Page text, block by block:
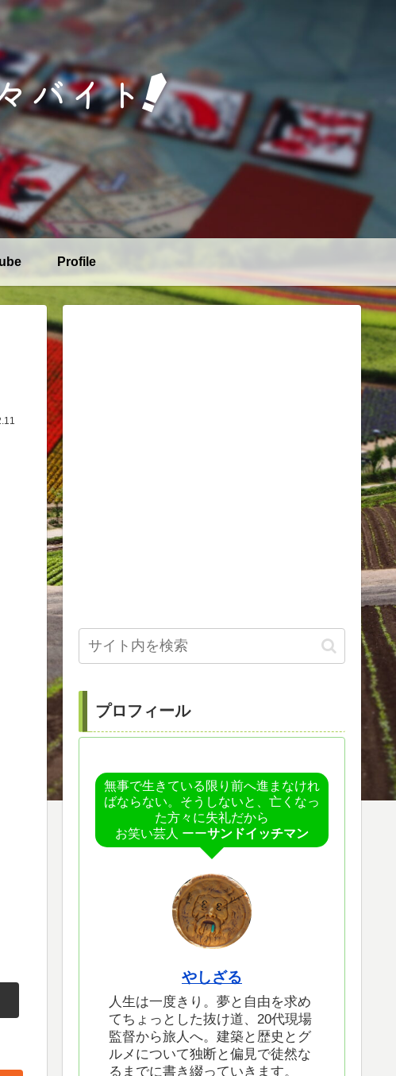
Profile
プロフィール
無事で生きている限り前へ進まなけれ
ばならない。そうしないと、亡くなっ
た方々に失礼だから
お笑い芸人 ーーサンドイッチマン
やしざる
人生は一度きり。夢と自由を求め
てちょっとした抜け道、20代現場
監督から旅人へ。建築と歴史とグ
ルメについて独断と偏見で徒然な
るまでに書き綴っていきます。